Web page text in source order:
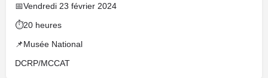
📅Vendredi 23 février 2024
⏱️20 heures
📌Musée National
DCRP/MCCAT